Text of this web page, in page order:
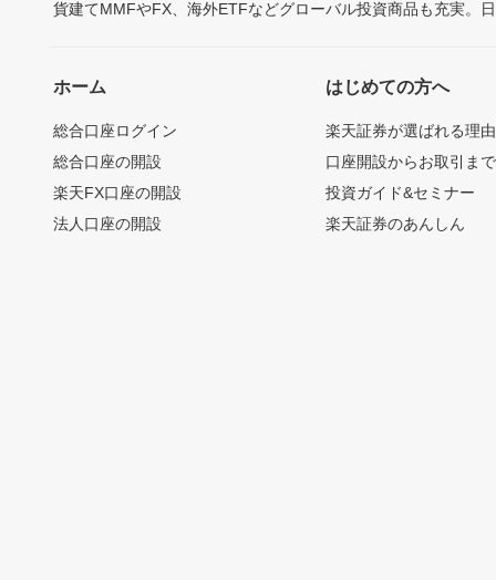
貨建てMMFやFX、海外ETFなどグローバル投資商品も充実。
ホーム
総合口座ログイン
総合口座の開設
楽天FX口座の開設
法人口座の開設
はじめての方へ
楽天証券が選ばれる理由
口座開設からお取引ま
投資ガイド&セミナー
楽天証券のあんしん